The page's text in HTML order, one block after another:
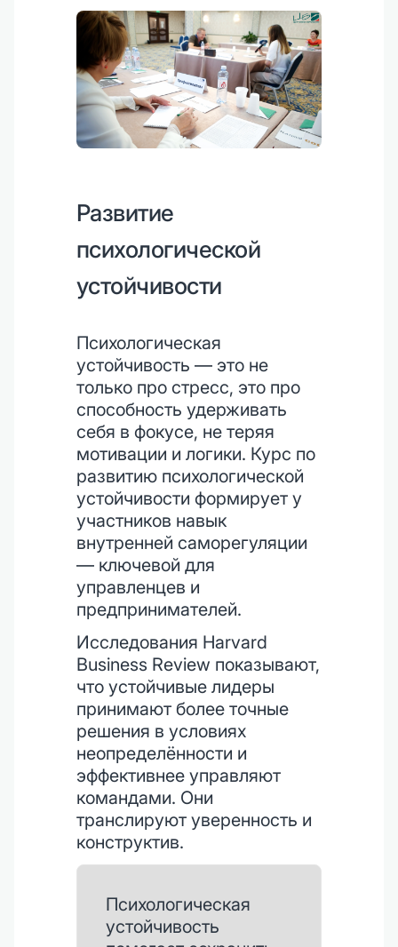
Развитие
психологической
устойчивости
Психологическая
устойчивость — это не
только про стресс, это про
способность удерживать
себя в фокусе, не теряя
мотивации и логики. Курс по
развитию психологической
устойчивости формирует у
участников навык
внутренней саморегуляции
— ключевой для
управленцев и
предпринимателей.
Исследования Harvard
Business Review показывают,
что устойчивые лидеры
принимают более точные
решения в условиях
неопределённости и
эффективнее управляют
командами. Они
транслируют уверенность и
конструктив.
Психологическая
устойчивость